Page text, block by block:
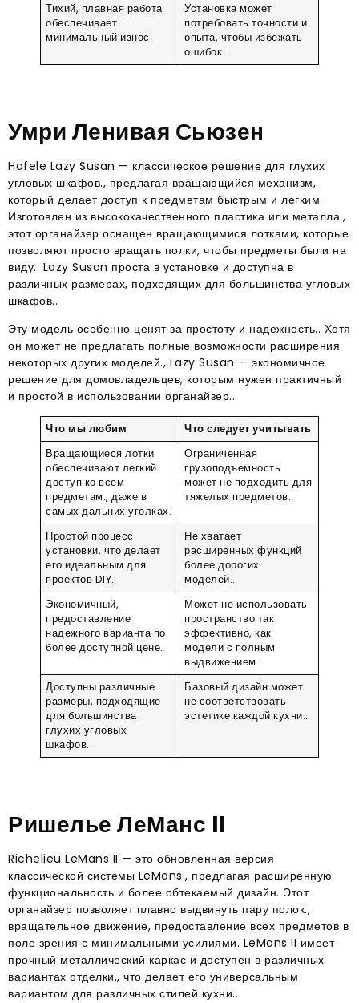
Тихий, плавная работа
обеспечивает
минимальный износ.
Установка может
потребовать точности и
опыта, чтобы избежать
ошибок..
Умри Ленивая Сьюзен
Hafele Lazy Susan — классическое решение для глухих
угловых шкафов., предлагая вращающийся механизм,
который делает доступ к предметам быстрым и легким.
Изготовлен из высококачественного пластика или металла.,
этот органайзер оснащен вращающимися лотками, которые
позволяют просто вращать полки, чтобы предметы были на
виду.. Lazy Susan проста в установке и доступна в
различных размерах, подходящих для большинства угловых
шкафов..
Эту модель особенно ценят за простоту и надежность.. Хотя
он может не предлагать полные возможности расширения
некоторых других моделей., Lazy Susan — экономичное
решение для домовладельцев, которым нужен практичный
и простой в использовании органайзер..
Что мы любим
Что следует учитывать
Вращающиеся лотки
обеспечивают легкий
доступ ко всем
предметам., даже в
самых дальних уголках.
Ограниченная
грузоподъемность
может не подходить для
тяжелых предметов..
Простой процесс
установки, что делает
его идеальным для
проектов DIY.
Не хватает
расширенных функций
более дорогих
моделей..
Экономичный,
предоставление
надежного варианта по
более доступной цене.
Может не использовать
пространство так
эффективно, как
модели с полным
выдвижением..
Доступны различные
размеры, подходящие
для большинства
глухих угловых
шкафов..
Базовый дизайн может
не соответствовать
эстетике каждой кухни..
Ришелье ЛеМанс II
Richelieu LeMans II — это обновленная версия
классической системы LeMans., предлагая расширенную
функциональность и более обтекаемый дизайн. Этот
органайзер позволяет плавно выдвинуть пару полок.,
вращательное движение, предоставление всех предметов в
поле зрения с минимальными усилиями. LeMans II имеет
прочный металлический каркас и доступен в различных
вариантах отделки., что делает его универсальным
вариантом для различных стилей кухни..